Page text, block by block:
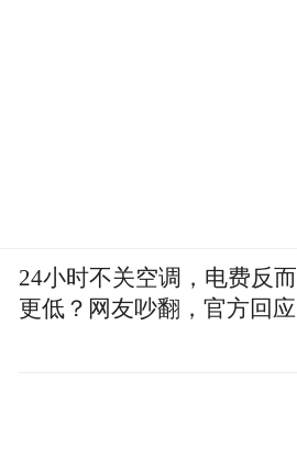
24小时不关空调，电费反而
更低？网友吵翻，官方回应